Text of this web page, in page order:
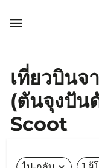

เที่ยวบินจ
(ตันจุงปัน
Scoot